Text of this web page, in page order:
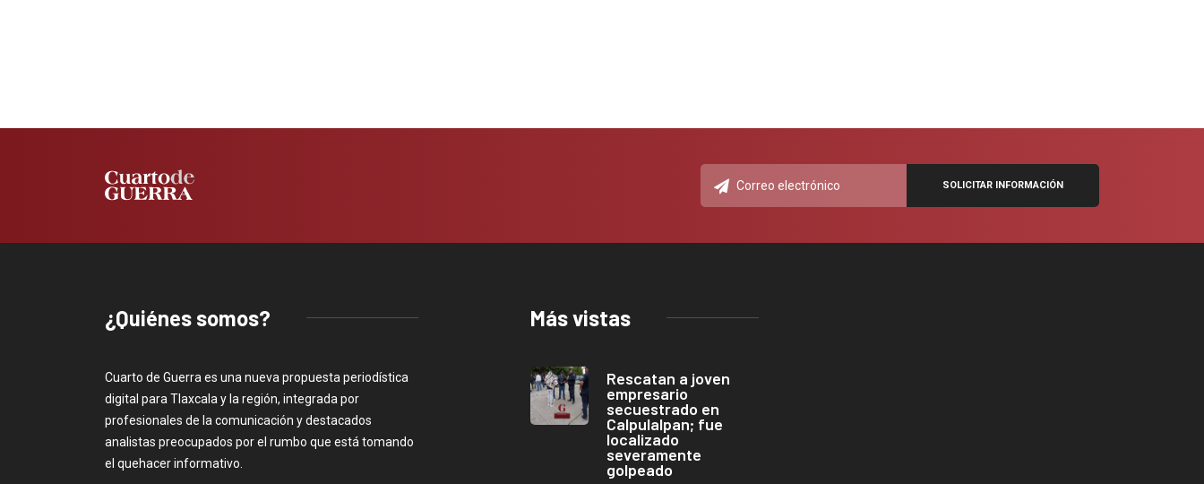
¿Quiénes somos?
Cuarto de Guerra es una nueva propuesta periodística
digital para Tlaxcala y la región, integrada por
profesionales de la comunicación y destacados
analistas preocupados por el rumbo que está tomando
el quehacer informativo.
Más vistas
Rescatan a joven
empresario
secuestrado en
Calpulalpan; fue
localizado
severamente
golpeado